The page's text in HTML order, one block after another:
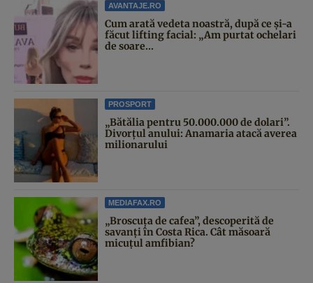
AVANTAJE.RO
Cum arată vedeta noastră, după ce și-a
făcut lifting facial: „Am purtat ochelari
de soare...
PROSPORT
„Bătălia pentru 50.000.000 de dolari”.
Divorțul anului: Anamaria atacă averea
milionarului
MEDIAFAX.RO
„Broscuța de cafea”, descoperită de
savanți în Costa Rica. Cât măsoară
micuțul amfibian?